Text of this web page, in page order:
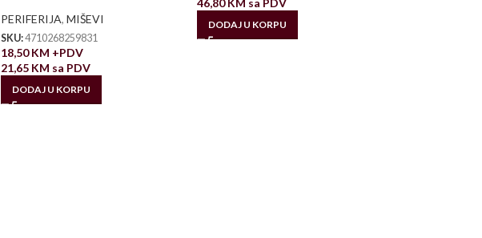
PERIFERIJA, MIŠEVI
SKU:4710268259831
18,50KM +PDV
21,65 KM sa PDV
DODAJ U KORPU
DODAJ U KORPU